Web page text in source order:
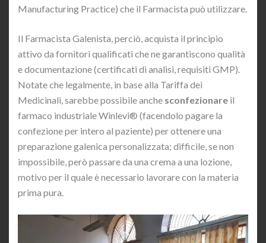
Manufacturing Practice) che il Farmacista può utilizzare.
Il Farmacista Galenista, perciò, acquista il principio
attivo da fornitori qualificati che ne garantiscono qualità
e documentazione (certificati di analisi, requisiti GMP).
Notate che legalmente, in base alla Tariffa dei
Medicinali, sarebbe possibile anche sconfezionare il
farmaco industriale Winlevi® (facendolo pagare la
confezione per intero al paziente) per ottenere una
preparazione galenica personalizzata; difficile, se non
impossibile, però passare da una crema a una lozione,
motivo per il quale è necessario lavorare con la materia
prima pura.